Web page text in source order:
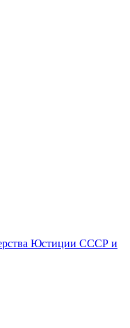
Юстиции СССР и